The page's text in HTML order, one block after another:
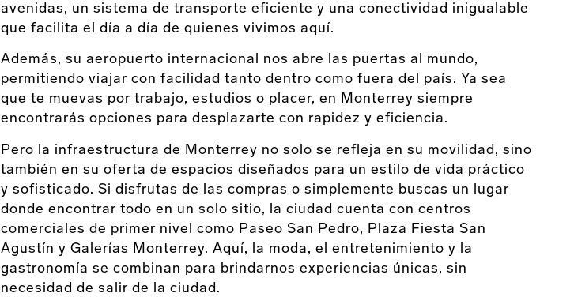
avenidas, un sistema de transporte eficiente y una conectividad inigualable
que facilita el día a día de quienes vivimos aquí.
Además, su aeropuerto internacional nos abre las puertas al mundo,
permitiendo viajar con facilidad tanto dentro como fuera del país. Ya sea
que te muevas por trabajo, estudios o placer, en Monterrey siempre
encontrarás opciones para desplazarte con rapidez y eficiencia.
Pero la infraestructura de Monterrey no solo se refleja en su movilidad, sino
también en su oferta de espacios diseñados para un estilo de vida práctico
y sofisticado. Si disfrutas de las compras o simplemente buscas un lugar
donde encontrar todo en un solo sitio, la ciudad cuenta con centros
comerciales de primer nivel como Paseo San Pedro, Plaza Fiesta San
Agustín y Galerías Monterrey. Aquí, la moda, el entretenimiento y la
gastronomía se combinan para brindarnos experiencias únicas, sin
necesidad de salir de la ciudad.